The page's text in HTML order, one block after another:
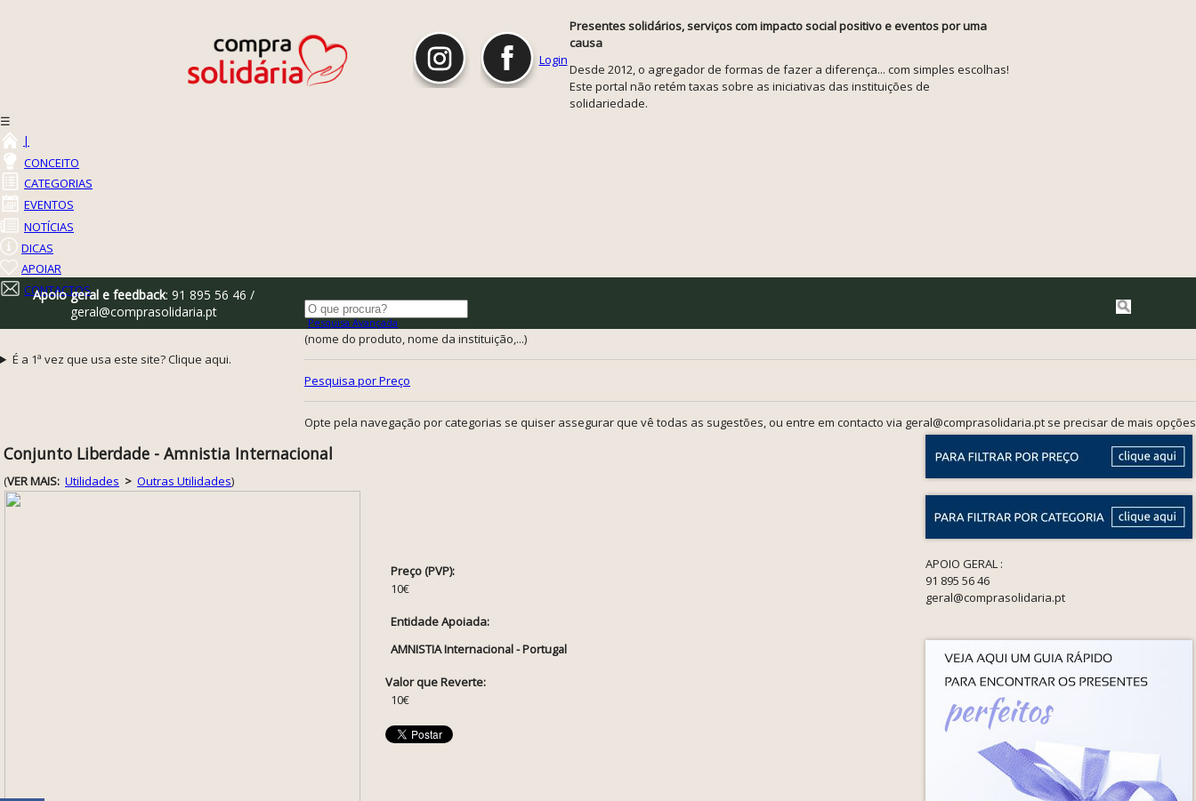
Login
Presentes solidários, serviços com impacto social positivo e eventos por uma
causa
Desde 2012, o agregador de formas de fazer a diferença... com simples escolhas!
Este portal não retém taxas sobre as iniciativas das instituições de
solidariedade.
☰
|
CONCEITO
CATEGORIAS
EVENTOS
NOTÍCIAS
DICAS
APOIAR
CONTACTOS
Pesquisa Avançada
(nome do produto, nome da instituição,...)
Pesquisa por Preço
Opte pela navegação por categorias se quiser assegurar que vê todas as sugestões, ou entre em contacto via geral@comprasolidaria.pt se precisar de mais opções
Apoio geral e feedback: 91 895 56 46 /
geral@comprasolidaria.pt
É a 1ª vez que usa este site? Clique aqui.
Conjunto Liberdade - Amnistia Internacional
(VER MAIS: Utilidades > Outras Utilidades)
Preço (PVP):
10€
Entidade Apoiada:
AMNISTIA Internacional - Portugal
Valor que Reverte:
10€
APOIO GERAL :
91 895 56 46
geral@comprasolidaria.pt